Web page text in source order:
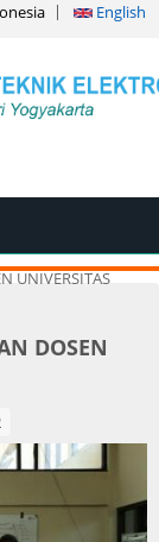
English
UNIVERSITAS
DOSEN